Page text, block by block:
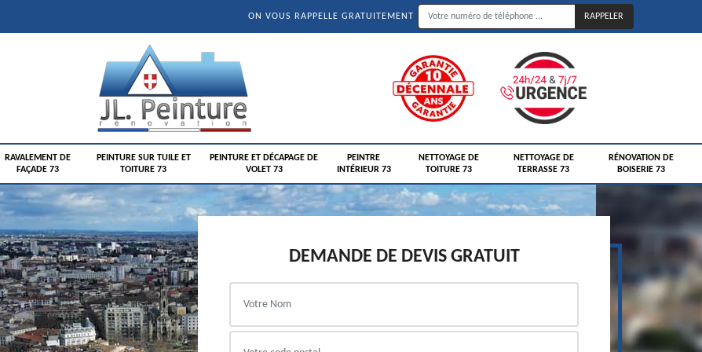
ON VOUS RAPPELLE GRATUITEMENT
RAVALEMENT DE
FAÇADE 73
PEINTURE SUR TUILE ET
TOITURE 73
PEINTURE ET DÉCAPAGE DE
VOLET 73
PEINTRE
INTÉRIEUR 73
NETTOYAGE DE
TOITURE 73
NETTOYAGE DE
TERRASSE 73
RÉNOVATION DE
BOISERIE 73
DEMANDE DE DEVIS GRATUIT